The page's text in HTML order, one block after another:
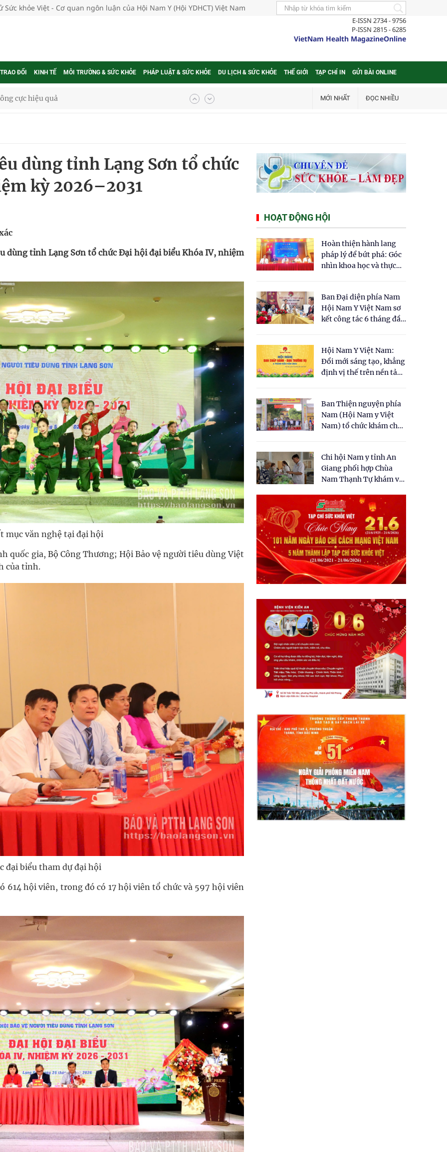
Sức khỏe Việt - Cơ quan ngôn luận của Hội Nam Y (Hội YDHCT) Việt Nam
E-ISSN 2734 - 9756
P-ISSN 2815 - 6285
VietNam Health MagazineOnline
ĐỔI KINH TẾ MÔI TRƯỜNG & SỨC KHỎE PHÁP LUẬT & SỨC KHỎE DU LỊCH & SỨC KHỎE THẾ GIỚI TẠP CHÍ IN GỬI BÀI ONLINE
cực hiệu quả
thực tế
Của Các Loài Nhân Sâm (Panax Spp.): Tổng
nhiệt độ cao nhất 35 độ
khám sàng lọc cho người dân
MỚI NHẤT ĐỌC NHIỀU
dùng tỉnh Lạng Sơn tổ chức
kỳ 2026–2031
dùng tỉnh Lạng Sơn tổ chức Đại hội đại biểu Khóa IV, nhiệm
mục văn nghệ tại đại hội
quốc gia, Bộ Công Thương; Hội Bảo vệ người tiêu dùng Việt
của tỉnh.
đại biểu tham dự đại hội
hội viên, trong đó có 17 hội viên tổ chức và 597 hội viên
HOẠT ĐỘNG HỘI
Hoàn thiện hành lang
pháp lý để bứt phá: Góc
nhìn khoa học và thực
cho Luật Y dược cổ
truyền Việt Nam"
Ban Đại diện phía Nam
Hội Nam Y Việt Nam sơ
kết công tác 6 tháng đầu
Hội Nam Y Việt Nam:
Đổi mới sáng tạo, khẳng
định vị thế trên nền tảng
Ban Thiện nguyện phía
Nam (Hội Nam y Việt
Nam) tổ chức khám chữa
dân tại xã Tân Tập
Chi hội Nam y tỉnh An
Giang phối hợp Chùa
Nam Thạnh Tự khám và
nhân dân